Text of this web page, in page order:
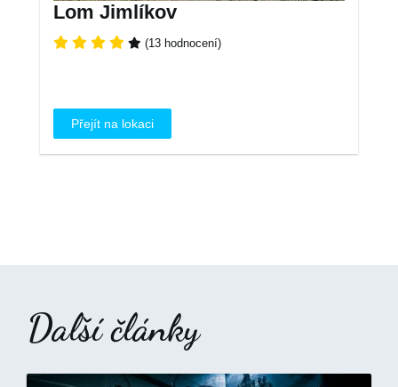
Lom Jimlíkov
(13 hodnocení)
Přejít na lokaci
Další články